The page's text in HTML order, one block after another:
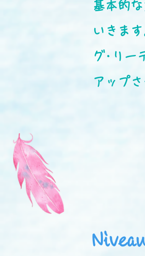
基本的
いきま
グ･リー
アップ